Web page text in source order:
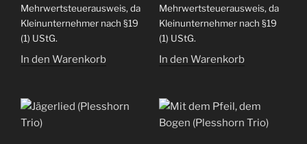
Mehrwertsteuerausweis, da
Kleinunternehmer nach §19
(1) UStG.
In den Warenkorb
Mehrwertsteuerausweis, da
Kleinunternehmer nach §19
(1) UStG.
In den Warenkorb